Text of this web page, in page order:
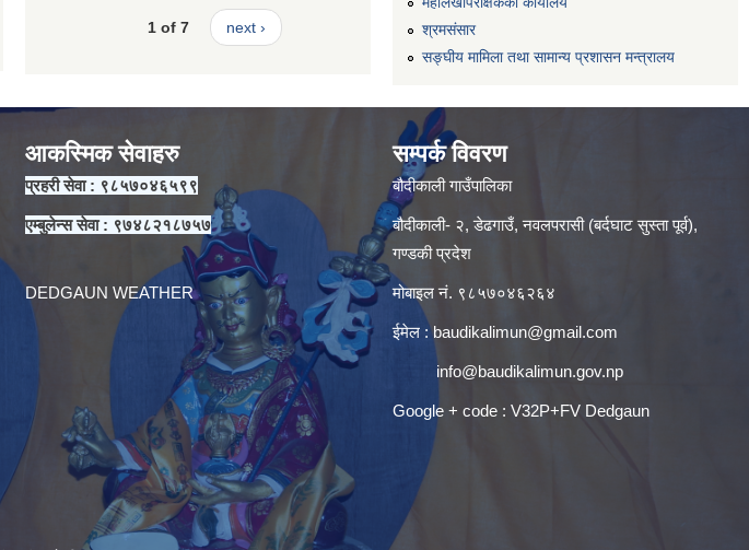
1 of 7 next ›
श्रमसंसार
सङ्घीय मामिला तथा सामान्य प्रशासन मन्त्रालय
आकस्मिक सेवाहरु
प्रहरी सेवा : ९८५७०४६५९९
एम्बुलेन्स सेवा : ९७४८२१८७५७
DEDGAUN WEATHER
सम्पर्क विवरण
बौदीकाली गाउँपालिका
बौदीकाली- २, डेढगाउँ, नवलपरासी (बर्दघाट सुस्ता पूर्व),
गण्डकी प्रदेश
मोबाइल नं. ९८५७०४६२६४
ईमेल :baudikalimun@gmail.com
info@baudikalimun.gov.np
Google + code : V32P+FV Dedgaun